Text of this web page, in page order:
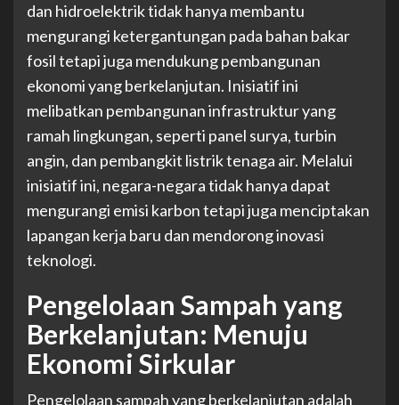
dan hidroelektrik tidak hanya membantu
mengurangi ketergantungan pada bahan bakar
fosil tetapi juga mendukung pembangunan
ekonomi yang berkelanjutan. Inisiatif ini
melibatkan pembangunan infrastruktur yang
ramah lingkungan, seperti panel surya, turbin
angin, dan pembangkit listrik tenaga air. Melalui
inisiatif ini, negara-negara tidak hanya dapat
mengurangi emisi karbon tetapi juga menciptakan
lapangan kerja baru dan mendorong inovasi
teknologi.
Pengelolaan Sampah yang
Berkelanjutan: Menuju
Ekonomi Sirkular
Pengelolaan sampah yang berkelanjutan adalah